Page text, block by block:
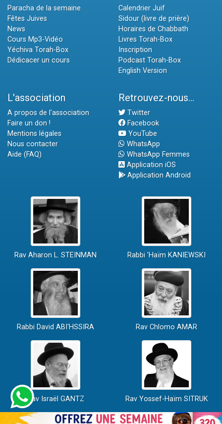
Paracha de la semaine
Fêtes Juives
News
Cours Mp3-Vidéo
Yéchiva Torah-Box
Dédicacer un cours
Calendrier Juif
Sidour (livre de prière)
Horaires de Chabbath
Livres Torah-Box
Inscription
Podcast Torah-Box
English Version
L'association
A propos de l'association
Faire un don !
Mentions légales
Nous contacter
Aide (FAQ)
Retrouvez-nous...
Twitter
Facebook
YouTube
WhatsApp
WhatsApp Femmes
Application iOS
Application Android
Rav Aharon L. STEINMAN Rabbi 'Haïm KANIEWSKI
Rabbi David ABI'HSSIRA Rav Chlomo AMAR
Rav Israël GANTZ Rav Yossef-Haïm SITRUK